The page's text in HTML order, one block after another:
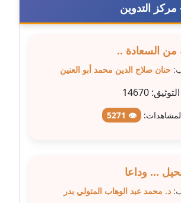
فيروز القطلبي
كريمان سالم
كنوز صلاح
ليلى سرحان
مركز التدوين
من السعادة ..
حنان صلاح الدين محمد أبو العنين
14670
👁 5271
... وداعا
د. محمد عبد الوهاب المتولي بدر